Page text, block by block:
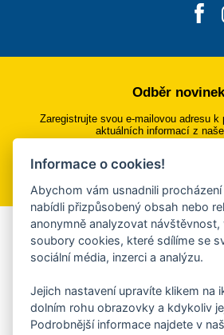
Odběr novinek
Zaregistrujte svou e-mailovou adresu k
aktuálních informací z
Přihlásit se k odběru
Aplikace Mobilní
Chcete dostávat do svého mobilu či
ankety, pozvánky na kulturní a
Více informací o
Informace o cookies!
Abychom vám usnadnili procházení
nabídli přizpůsobený obsah nebo
anonymně analyzovat návštěvnost,
soubory cookies, které sdílíme se
sociální média, inzerci a analýzu.
Jejich nastavení upravíte klikem na
dolním rohu obrazovky a kdykoliv
Podrobnější informace najdete v